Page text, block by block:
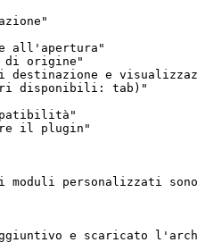
all'apertura"
di origine"
destinazione e
disponibili: tab)"
il plugin"
personalizzati
e scaricato